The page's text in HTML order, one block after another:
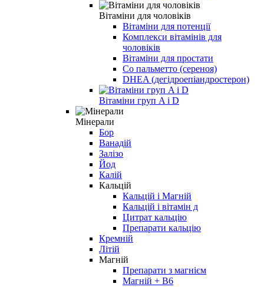
Вітаміни для чоловіків
Вітаміни для потенції
Комплекси вітамінів для
чоловіків
Вітаміни для простати
Со пальметто (сереноя)
DHEA (дегідроепіандростерон)
Вітаміни груп A і D
Мінерали
Бор
Ванадій
Залізо
Йод
Калій
Кальцій
Кальцій і Магній
Кальцій і вітамін д
Цитрат кальцію
Препарати кальцію
Кремній
Літій
Магній
Препарати з магнієм
Магній + B6